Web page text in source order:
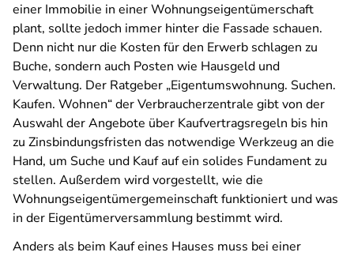
einer Immobilie in einer Wohnungseigentümerschaft
plant, sollte jedoch immer hinter die Fassade schauen.
Denn nicht nur die Kosten für den Erwerb schlagen zu
Buche, sondern auch Posten wie Hausgeld und
Verwaltung. Der Ratgeber „Eigentumswohnung. Suchen.
Kaufen. Wohnen“ der Verbraucherzentrale gibt von der
Auswahl der Angebote über Kaufvertragsregeln bis hin
zu Zinsbindungsfristen das notwendige Werkzeug an die
Hand, um Suche und Kauf auf ein solides Fundament zu
stellen. Außerdem wird vorgestellt, wie die
Wohnungseigentümergemeinschaft funktioniert und was
in der Eigentümerversammlung bestimmt wird.
Anders als beim Kauf eines Hauses muss bei einer